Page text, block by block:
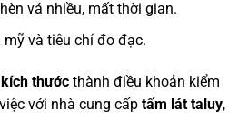
vá nhiều, mất thời gian.
và tiêu chí đo đạc.
thướcthành điều khoản kiểm
với nhà cung cấp tấm lát taluy,